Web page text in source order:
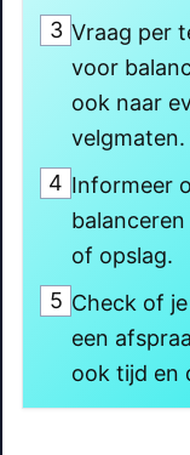
3 Vraag per
voor
ook naar
velgmaten.
4 Informeer
of opslag.
5 Check of
een
ook tijd en